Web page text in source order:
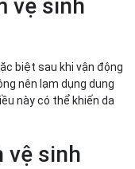
vệ sinh
biệt sau khi vận động
nên lạm dụng dung
này có thể khiến da
vệ sinh